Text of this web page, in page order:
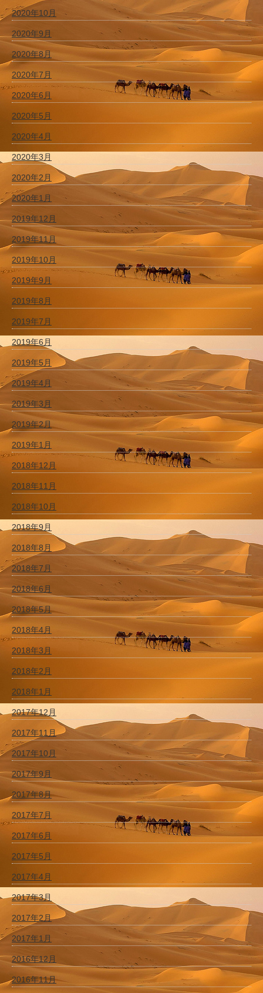
2020年10月
2020年9月
2020年8月
2020年7月
2020年6月
2020年5月
2020年4月
2020年3月
2020年2月
2020年1月
2019年12月
2019年11月
2019年10月
2019年9月
2019年8月
2019年7月
2019年6月
2019年5月
2019年4月
2019年3月
2019年2月
2019年1月
2018年12月
2018年11月
2018年10月
2018年9月
2018年8月
2018年7月
2018年6月
2018年5月
2018年4月
2018年3月
2018年2月
2018年1月
2017年12月
2017年11月
2017年10月
2017年9月
2017年8月
2017年7月
2017年6月
2017年5月
2017年4月
2017年3月
2017年2月
2017年1月
2016年12月
2016年11月